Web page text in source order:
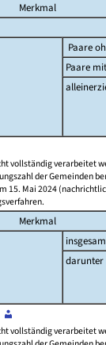
Merkmal
Paare
Paare
vollständig verarbeitet
der Gemeinden
15. Mai 2024
Merkmal
darunter
vollständig verarbeitet